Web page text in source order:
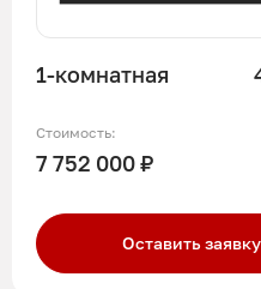
1-комнатная
Стоимость:
7 752 000 ₽
Оставить заявку